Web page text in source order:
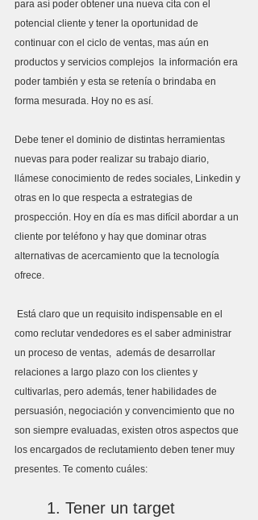
para así poder obtener una nueva cita con el
potencial cliente y tener la oportunidad de
continuar con el ciclo de ventas, mas aún en
productos y servicios complejos  la información era
poder también y esta se retenía o brindaba en
forma mesurada. Hoy no es así.
Debe tener el dominio de distintas herramientas
nuevas para poder realizar su trabajo diario,
llámese conocimiento de redes sociales, Linkedin y
otras en lo que respecta a estrategias de
prospección. Hoy en día es mas difícil abordar a un
cliente por teléfono y hay que dominar otras
alternativas de acercamiento que la tecnología
ofrece.
como reclutar vendedores es el saber administrar
un proceso de ventas,  además de desarrollar
relaciones a largo plazo con los clientes y
cultivarlas, pero además, tener habilidades de
persuasión, negociación y convencimiento que no
son siempre evaluadas, existen otros aspectos que
los encargados de reclutamiento deben tener muy
presentes. Te comento cuáles:
1. Tener un target